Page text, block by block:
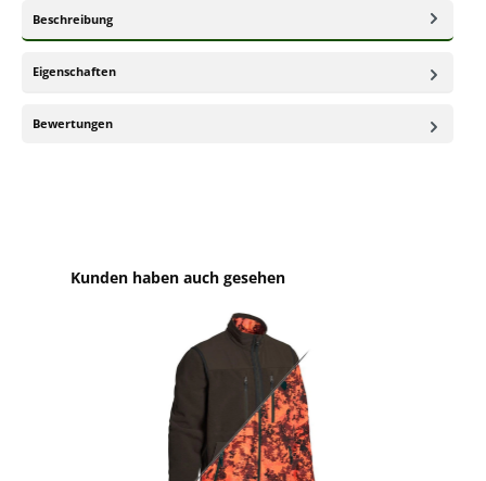
Beschreibung
Eigenschaften
Bewertungen
Produktgalerie überspringen
Kunden haben auch gesehen